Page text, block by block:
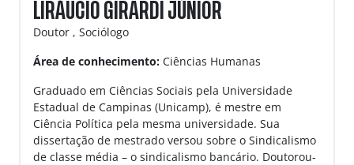
LIRÁUCIO GIRARDI JÚNIOR
Doutor , Sociólogo
Área de conhecimento: Ciências Humanas
Graduado em Ciências Sociais pela Universidade
Estadual de Campinas (Unicamp), é mestre em
Ciência Política pela mesma universidade. Sua
dissertação de mestrado versou sobre o Sindicalismo
de classe média – o sindicalismo bancário. Doutorou-